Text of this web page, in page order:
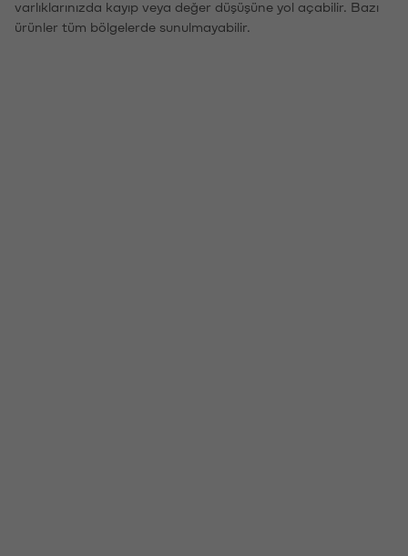
varlıklarınızda kayıp veya değer düşüşüne yol açabilir. Bazı
ürünler tüm bölgelerde sunulmayabilir.